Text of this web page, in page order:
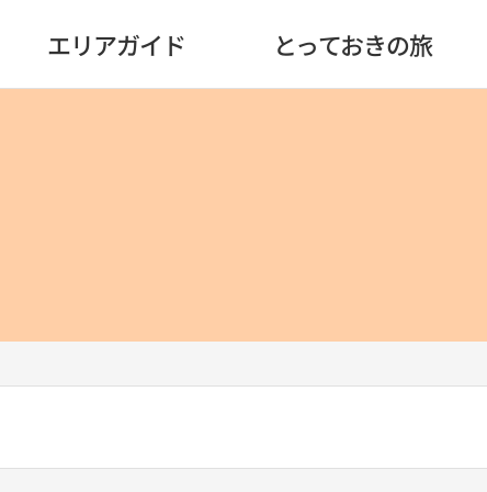
エリアガイド とっておきの旅